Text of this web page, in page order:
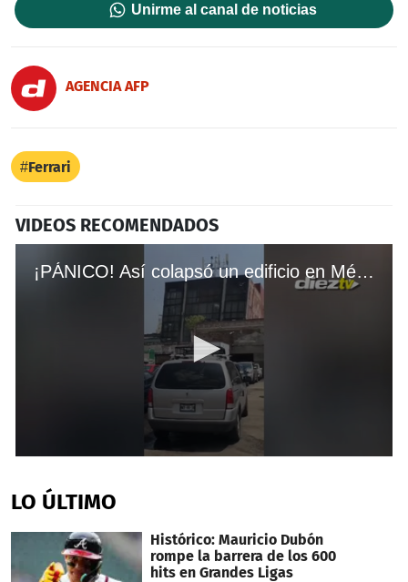
Unirme al canal de noticias
AGENCIA AFP
Ferrari
VIDEOS RECOMENDADOS
¡PÁNICO! Así colapsó un edificio en México en cuestión de segundos por terremoto
of
13
LO ÚLTIMO
Histórico: Mauricio Dubón
rompe la barrera de los 600
hits en Grandes Ligas